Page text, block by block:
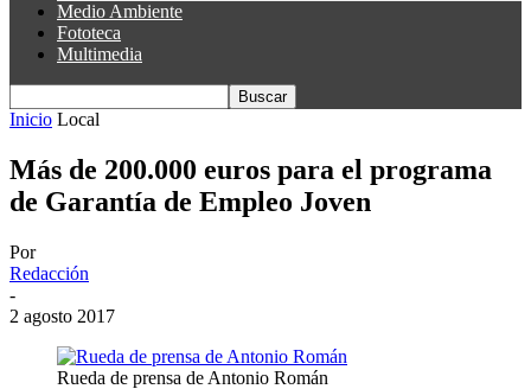
Medio Ambiente
Fototeca
Multimedia
Inicio Local
Más de 200.000 euros para el programa
de Garantía de Empleo Joven
Por
Redacción
-
2 agosto 2017
Rueda de prensa de Antonio Román